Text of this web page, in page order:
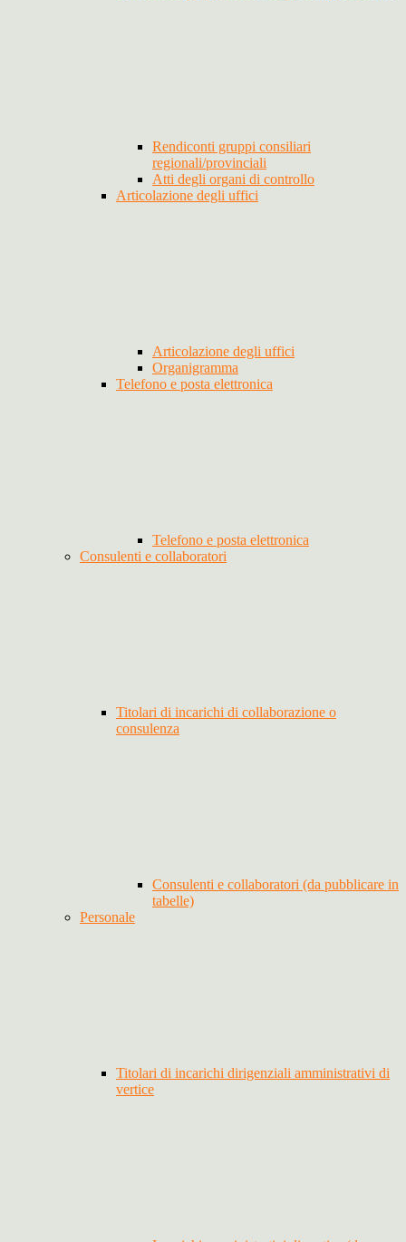
Rendiconti gruppi consiliari
regionali/provinciali
Atti degli organi di controllo
Articolazione degli uffici
Articolazione degli uffici
Organigramma
Telefono e posta elettronica
Telefono e posta elettronica
Consulenti e collaboratori
Titolari di incarichi di collaborazione o
consulenza
Consulenti e collaboratori (da pubblicare in
tabelle)
Personale
Titolari di incarichi dirigenziali amministrativi di
vertice